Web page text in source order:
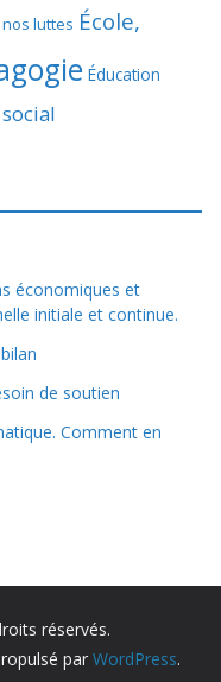
luttes École,
Éducation
économiques et
initiale et continue.
de soutien
Comment en
réservés.
par WordPress.